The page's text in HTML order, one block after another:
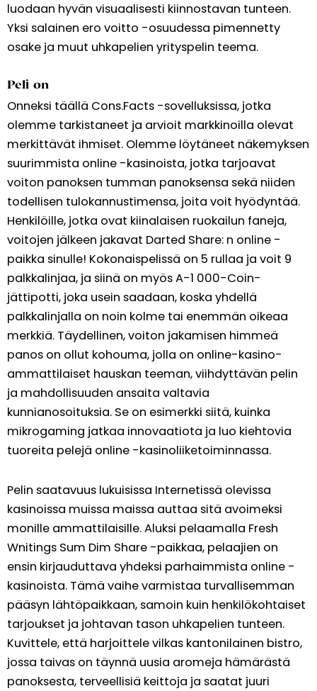
luodaan hyvän visuaalisesti kiinnostavan tunteen.
Yksi salainen ero voitto -osuudessa pimennetty
osake ja muut uhkapelien yrityspelin teema.
Peli on
Onneksi täällä Cons.Facts -sovelluksissa, jotka
olemme tarkistaneet ja arvioit markkinoilla olevat
merkittävät ihmiset. Olemme löytäneet näkemyksen
suurimmista online -kasinoista, jotka tarjoavat
voiton panoksen tumman panoksensa sekä niiden
todellisen tulokannustimensa, joita voit hyödyntää.
Henkilöille, jotka ovat kiinalaisen ruokailun faneja,
voitojen jälkeen jakavat Darted Share: n online -
paikka sinulle! Kokonaispelissä on 5 rullaa ja voit 9
palkkalinjaa, ja siinä on myös A-1 000-Coin-
jättipotti, joka usein saadaan, koska yhdellä
palkkalinjalla on noin kolme tai enemmän oikeaa
merkkiä. Täydellinen, voiton jakamisen himmeä
panos on ollut kohouma, jolla on online-kasino-
ammattilaiset hauskan teeman, viihdyttävän pelin
ja mahdollisuuden ansaita valtavia
kunnianosoituksia. Se on esimerkki siitä, kuinka
mikrogaming jatkaa innovaatiota ja luo kiehtovia
tuoreita pelejä online -kasinoliiketoiminnassa.
Pelin saatavuus lukuisissa Internetissä olevissa
kasinoissa muissa maissa auttaa sitä avoimeksi
monille ammattilaisille. Aluksi pelaamalla Fresh
Wnitings Sum Dim Share -paikkaa, pelaajien on
ensin kirjauduttava yhdeksi parhaimmista online -
kasinoista. Tämä vaihe varmistaa turvallisemman
pääsyn lähtöpaikkaan, samoin kuin henkilökohtaiset
tarjoukset ja johtavan tason uhkapelien tunteen.
Kuvittele, että harjoittele vilkas kantonilainen bistro,
jossa taivas on täynnä uusia aromeja hämärästä
panoksesta, terveellisiä keittoja ja saatat juuri